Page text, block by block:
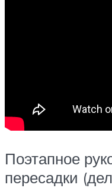
Поэтапное
пересадки